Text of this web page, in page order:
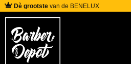
Dè grootste van de BENELUX